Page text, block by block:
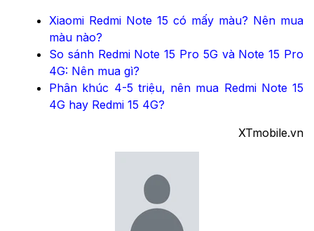
Xiaomi Redmi Note 15 có mấy màu? Nên mua
màu nào?
So sánh Redmi Note 15 Pro 5G và Note 15 Pro
4G: Nên mua gì?
Phân khúc 4-5 triệu, nên mua Redmi Note 15
4G hay Redmi 15 4G?
XTmobile.vn